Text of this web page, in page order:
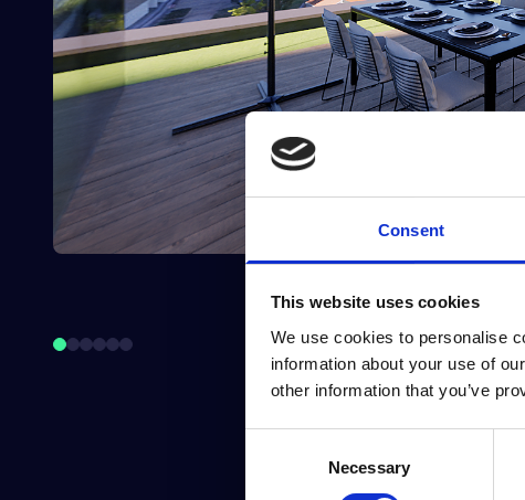
Consent
This website uses cookies
We use cookies to personalise
information about your use of
other information that you’ve
Necessary